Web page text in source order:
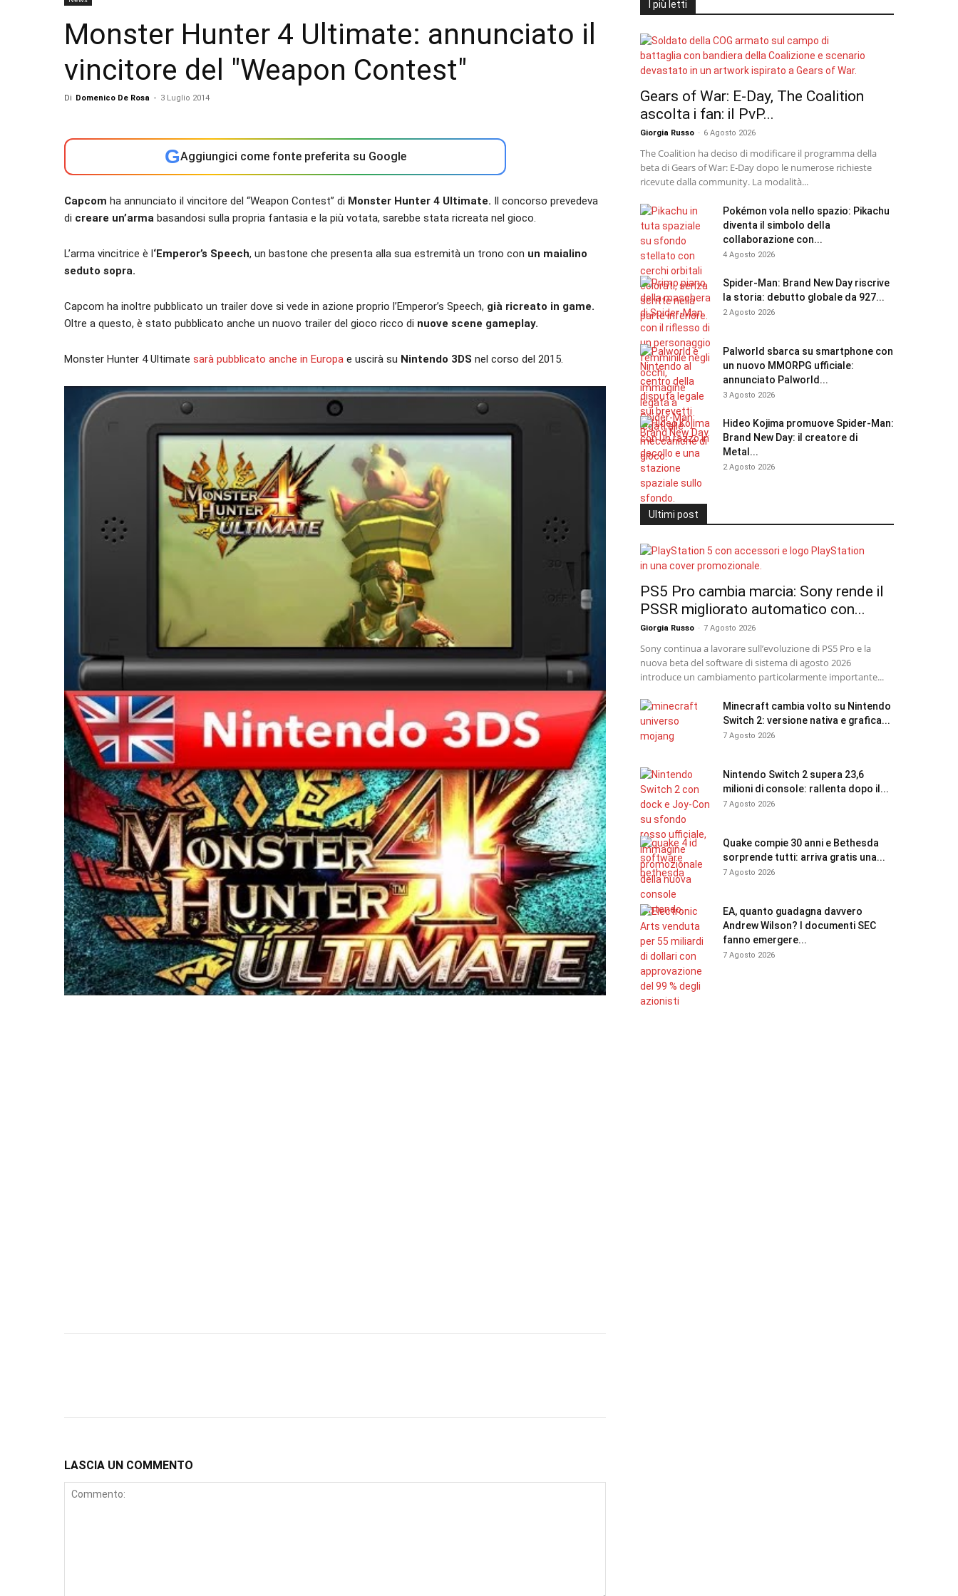
Monster Hunter 4 Ultimate: annunciato il
vincitore del "Weapon Contest"
Di Domenico De Rosa - 3 Luglio 2014
GAggiungici come fonte preferita su Google
Capcom ha annunciato il vincitore del “Weapon Contest” di Monster Hunter 4 Ultimate. Il concorso prevedeva
di creare un’arma basandosi sulla propria fantasia e la più votata, sarebbe stata ricreata nel gioco.
L’arma vincitrice è l‘Emperor’s Speech, un bastone che presenta alla sua estremità un trono con un maialino
seduto sopra.
Capcom ha inoltre pubblicato un trailer dove si vede in azione proprio l’Emperor’s Speech, già ricreato in game.
Oltre a questo, è stato pubblicato anche un nuovo trailer del gioco ricco di nuove scene gameplay.
Monster Hunter 4 Ultimate sarà pubblicato anche in Europa e uscirà su Nintendo 3DS nel corso del 2015.
LASCIA UN COMMENTO
I più letti
Gears of War: E-Day, The Coalition
ascolta i fan: il PvP...
Giorgia Russo - 6 Agosto 2026
The Coalition ha deciso di modificare il programma della
beta di Gears of War: E-Day dopo le numerose richieste
ricevute dalla community. La modalità...
Pokémon vola nello spazio: Pikachu
diventa il simbolo della
collaborazione con...
4 Agosto 2026
Spider-Man: Brand New Day riscrive
la storia: debutto globale da 927...
2 Agosto 2026
Palworld sbarca su smartphone con
un nuovo MMORPG ufficiale:
annunciato Palworld...
3 Agosto 2026
Hideo Kojima promuove Spider-Man:
Brand New Day: il creatore di
Metal...
2 Agosto 2026
Ultimi post
PS5 Pro cambia marcia: Sony rende il
PSSR migliorato automatico con...
Giorgia Russo - 7 Agosto 2026
Sony continua a lavorare sull’evoluzione di PS5 Pro e la
nuova beta del software di sistema di agosto 2026
introduce un cambiamento particolarmente importante...
Minecraft cambia volto su Nintendo
Switch 2: versione nativa e grafica...
7 Agosto 2026
Nintendo Switch 2 supera 23,6
milioni di console: rallenta dopo il...
7 Agosto 2026
Quake compie 30 anni e Bethesda
sorprende tutti: arriva gratis una...
7 Agosto 2026
EA, quanto guadagna davvero
Andrew Wilson? I documenti SEC
fanno emergere...
7 Agosto 2026